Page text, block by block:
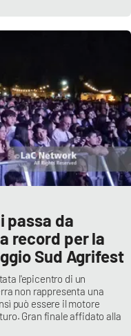
passa da
record per la
Sud Agrifest
l'epicentro di un
non rappresenta una
può essere il motore
Gran finale affidato alla